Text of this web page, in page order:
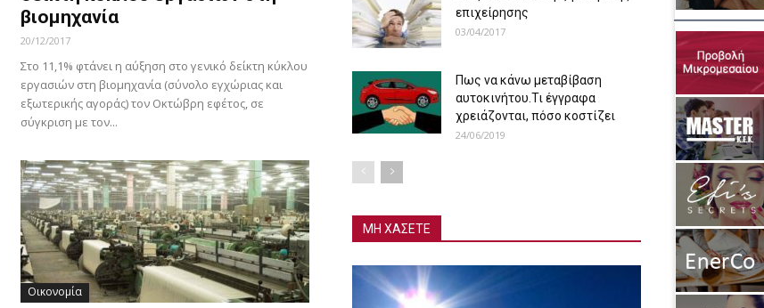
βιομηχανία
20/12/2017
Στο 11,1% φτάνει η αύξηση στο γενικό δείκτη κύκλου
εργασιών στη βιομηχανία (σύνολο εγχώριας και
εξωτερικής αγοράς) τον Οκτώβρη εφέτος, σε
σύγκριση με τον...
Οικονομία
επιχείρησης
03/04/2017
Πως να κάνω μεταβίβαση
αυτοκινήτου.Τι έγγραφα
χρειάζονται, πόσο κοστίζει
24/06/2019
ΜΗ ΧΑΣΕΤΕ